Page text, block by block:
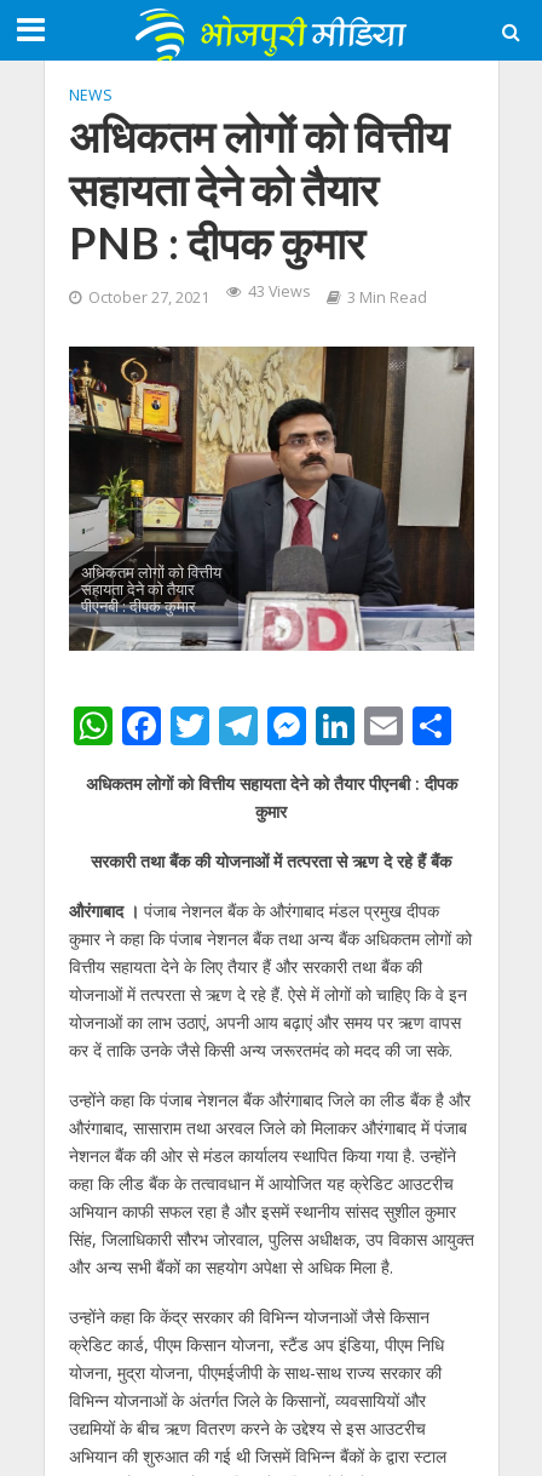
NEWS
अधिकतम लोगों को वित्तीय
सहायता देने को तैयार
PNB : दीपक कुमार
October 27, 2021 43 Views 3 Min Read
अधिकतम लोगों को वित्तीय
सहायता देने को तैयार
पीएनबी : दीपक कुमार
W
h
at
s
A
p
p
F
ac
e
b
o
o
k
T
w
itt
er
T
el
e
gr
a
m
M
e
ss
e
n
g
er
Li
n
k
e
dI
n
E
m
ai
l
S
h
ar
e
अधिकतम लोगों को वित्तीय सहायता देने को तैयार पीएनबी : दीपक
कुमार
सरकारी तथा बैंक की योजनाओं में तत्परता से ऋण दे रहे हैं बैंक
औरंगाबाद । पंजाब नेशनल बैंक के औरंगाबाद मंडल प्रमुख दीपक
कुमार ने कहा कि पंजाब नेशनल बैंक तथा अन्य बैंक अधिकतम लोगों को
वित्तीय सहायता देने के लिए तैयार हैं और सरकारी तथा बैंक की
योजनाओं में तत्परता से ऋण दे रहे हैं. ऐसे में लोगों को चाहिए कि वे इन
योजनाओं का लाभ उठाएं, अपनी आय बढ़ाएं और समय पर ऋण वापस
कर दें ताकि उनके जैसे किसी अन्य जरूरतमंद को मदद की जा सके.
उन्होंने कहा कि पंजाब नेशनल बैंक औरंगाबाद जिले का लीड बैंक है और
औरंगाबाद, सासाराम तथा अरवल जिले को मिलाकर औरंगाबाद में पंजाब
नेशनल बैंक की ओर से मंडल कार्यालय स्थापित किया गया है. उन्होंने
कहा कि लीड बैंक के तत्वावधान में आयोजित यह क्रेडिट आउटरीच
अभियान काफी सफल रहा है और इसमें स्थानीय सांसद सुशील कुमार
सिंह, जिलाधिकारी सौरभ जोरवाल, पुलिस अधीक्षक, उप विकास आयुक्त
और अन्य सभी बैंकों का सहयोग अपेक्षा से अधिक मिला है.
उन्होंने कहा कि केंद्र सरकार की विभिन्न योजनाओं जैसे किसान
क्रेडिट कार्ड, पीएम किसान योजना, स्टैंड अप इंडिया, पीएम निधि
योजना, मुद्रा योजना, पीएमईजीपी के साथ-साथ राज्य सरकार की
विभिन्न योजनाओं के अंतर्गत जिले के किसानों, व्यवसायियों और
उद्यमियों के बीच ऋण वितरण करने के उद्देश्य से इस आउटरीच
अभियान की शुरुआत की गई थी जिसमें विभिन्न बैंकों के द्वारा स्टाल